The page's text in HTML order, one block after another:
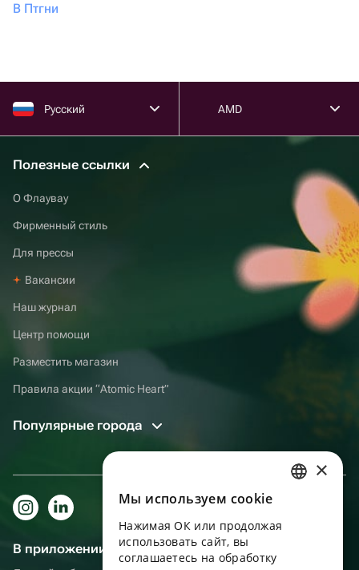
В Птгни
Русский AMD
Полезные ссылки
О Флаувау
Фирменный стиль
Для прессы
Вакансии
Наш журнал
Центр помощи
Разместить магазин
Правила акции “Atomic Heart”
Популярные города
В приложении еще удобнее!
ENGLISH
UKRAINIAN
×
Мы используем сookie
Нажимая ОК или продолжая
использовать сайт, вы
соглашаетесь на обработку